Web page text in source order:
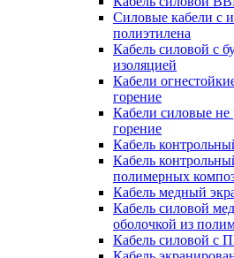
Силовые кабели с
полиэтилена
Кабель силовой с
изоляцией
Кабели
горение
Кабели силовые
горение
Кабель
Кабель
полимерных
Кабель медный
Кабель силовой
оболочкой из
Кабель силовой с